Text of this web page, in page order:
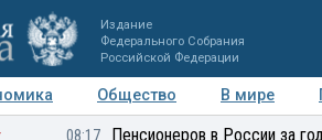
Издание
Федерального Собрания
Российской Федерации
Общество В мире
Мнения Регионы
08:17 Пенсионеров в России за